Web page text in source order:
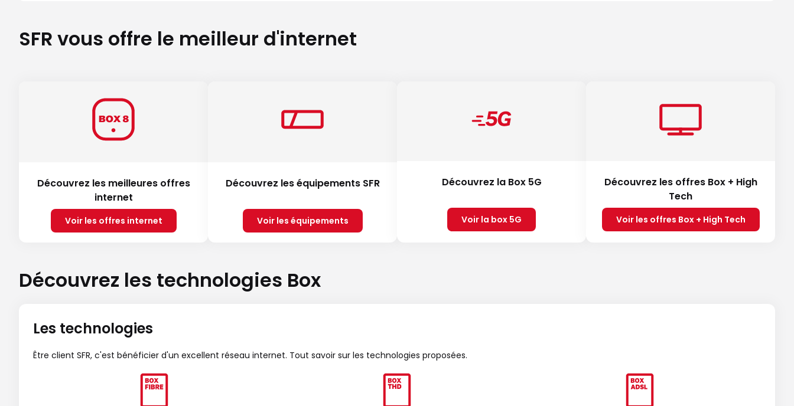
SFR vous offre le meilleur d'internet
Découvrez les meilleures offres
internet
Voir les offres internet
Découvrez les équipements SFR
Voir les équipements
Découvrez la Box 5G
Voir la box 5G
Découvrez les offres Box + High
Tech
Voir les offres Box + High Tech
Découvrez les technologies Box
Les technologies
Être client SFR, c'est bénéficier d'un excellent réseau internet. Tout savoir sur les technologies proposées.